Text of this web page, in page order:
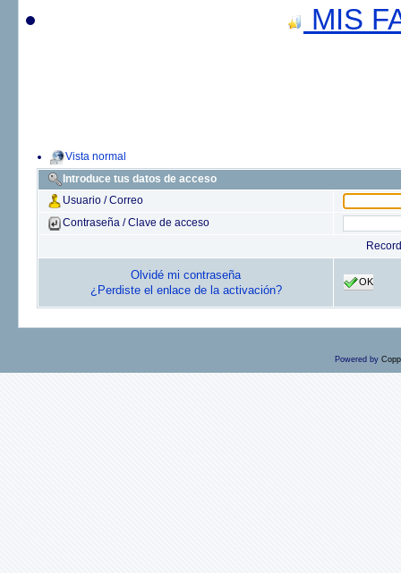
MIS
Vista normal
Introduce tus datos de acceso
Usuario / Correo
Contraseña / Clave de acceso
Olvidé mi contraseña
¿Perdiste el enlace de la activación?
OK
Powered by